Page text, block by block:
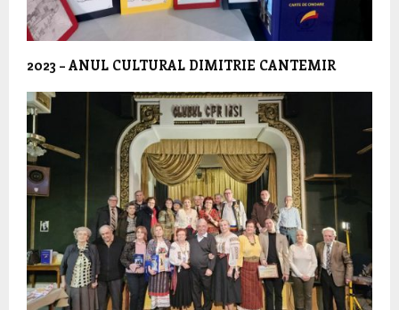
2023 – ANUL CULTURAL DIMITRIE CANTEMIR